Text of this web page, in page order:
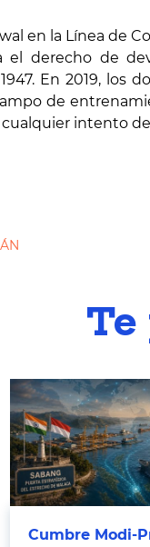
en la Línea de
el derecho de
En 2019, los
de
intento
Cumbre Modi-